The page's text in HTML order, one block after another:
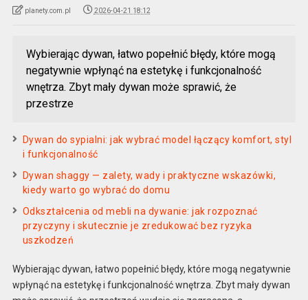
planety.com.pl 2026-04-21 18:12
Wybierając dywan, łatwo popełnić błędy, które mogą
negatywnie wpłynąć na estetykę i funkcjonalność
wnętrza. Zbyt mały dywan może sprawić, że
przestrze
Dywan do sypialni: jak wybrać model łączący komfort, styl
i funkcjonalność
Dywan shaggy — zalety, wady i praktyczne wskazówki,
kiedy warto go wybrać do domu
Odkształcenia od mebli na dywanie: jak rozpoznać
przyczyny i skutecznie je zredukować bez ryzyka
uszkodzeń
Wybierając dywan, łatwo popełnić błędy, które mogą negatywnie
wpłynąć na estetykę i funkcjonalność wnętrza. Zbyt mały dywan